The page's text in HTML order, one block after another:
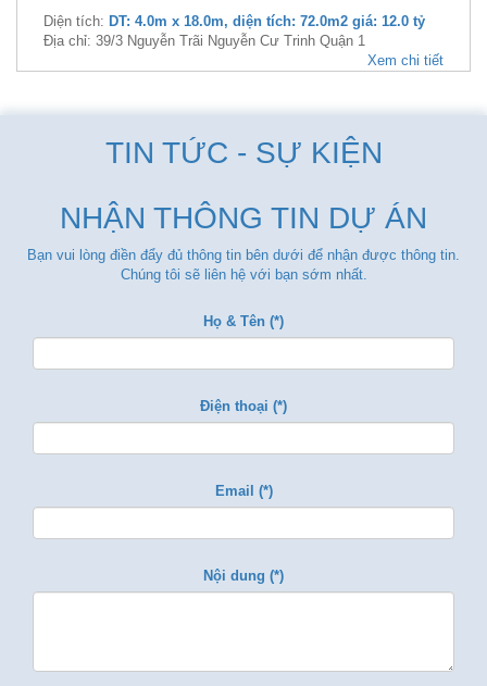
Diện tích: DT: 4.0m x 18.0m, diện tích: 72.0m2 giá: 12.0 tỷ
Địa chỉ: 39/3 Nguyễn Trãi Nguyễn Cư Trinh Quận 1
Xem chi tiết
TIN TỨC - SỰ KIỆN
NHẬN THÔNG TIN DỰ ÁN
Bạn vui lòng điền đẩy đủ thông tin bên dưới để nhận được thông tin.
Chúng tôi sẽ liên hệ với bạn sớm nhất.
Họ & Tên (*)
Điện thoại (*)
Email (*)
Nội dung (*)